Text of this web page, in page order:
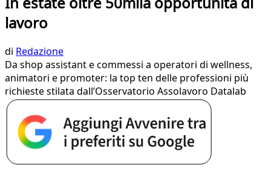
lavoro
di Redazione
Da shop assistant e commessi a operatori di wellness,
animatori e promoter: la top ten delle professioni più
richieste stilata dall’Osservatorio Assolavoro Datalab